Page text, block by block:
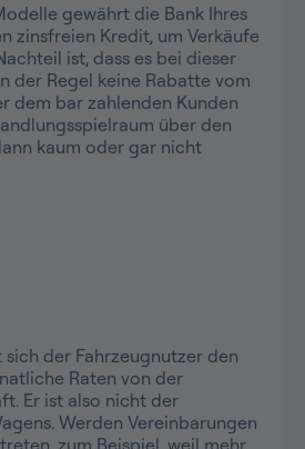
gewährt die Bank Ihres
zinsfreien Kredit, um Verkäufe
ist, dass es bei dieser
der Regel keine Rabatte vom
dem bar zahlenden Kunden
über den
kaum oder gar nicht
sich der Fahrzeugnutzer den
Raten von der
Er ist also nicht der
Werden Vereinbarungen
zum Beispiel, weil mehr